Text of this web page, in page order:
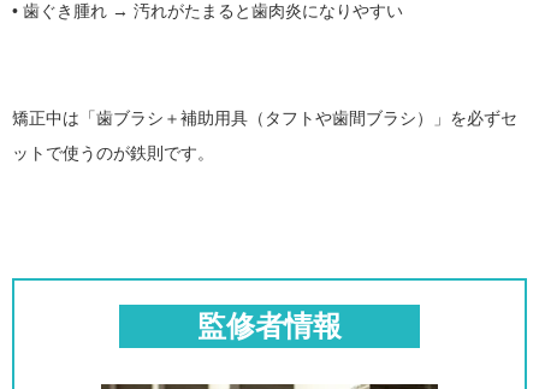
• 歯ぐき腫れ → 汚れがたまると歯肉炎になりやすい
矯正中は「歯ブラシ＋補助用具（タフトや歯間ブラシ）」を必ずセ
ットで使うのが鉄則です。
監修者情報